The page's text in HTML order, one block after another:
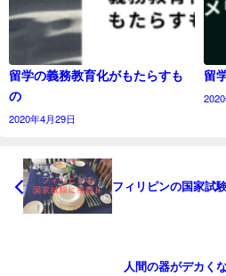
留学の義務教育化がもたらすも
の
2020年4月29日
留
フィリピンの国家試
人間の器がデカく